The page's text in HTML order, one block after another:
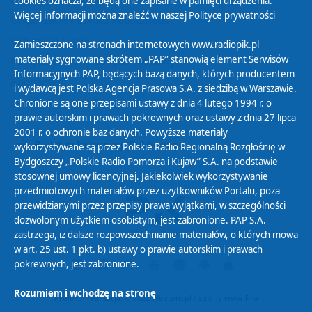
Organizacje Pożytku Publicznego
Cyfryzacja DAB+
Polityka ochrony danych osobowych
Abonament
Zamówienia publiczne
Biuletyn Informacji Publicznej
Projekt i realizacja: © 2022Webtom.pl
Więcej informacji można znaleźć w naszej Polityce prywatności
Zamieszczone na stronach internetowych www.radiopik.pl
materiały sygnowane skrótem „PAP” stanowią element Serwisów
Informacyjnych PAP, będących bazą danych, których producentem
i wydawcą jest Polska Agencja Prasowa S.A. z siedzibą w Warszawie.
Chronione są one przepisami ustawy z dnia 4 lutego 1994 r. o
prawie autorskim i prawach pokrewnych oraz ustawy z dnia 27 lipca
2001 r. o ochronie baz danych. Powyższe materiały
wykorzystywane są przez Polskie Radio Regionalną Rozgłośnię w
Bydgoszczy „Polskie Radio Pomorza i Kujaw” S.A. na podstawie
stosownej umowy licencyjnej. Jakiekolwiek wykorzystywanie
przedmiotowych materiałów przez użytkowników Portalu, poza
przewidzianymi przez przepisy prawa wyjątkami, w szczególności
dozwolonym użytkiem osobistym, jest zabronione. PAP S.A.
zastrzega, iż dalsze rozpowszechnianie materiałów, o których mowa
w art. 25 ust. 1 pkt. b) ustawy o prawie autorskim i prawach
pokrewnych, jest zabronione.
Rozumiem i wchodzę na stronę